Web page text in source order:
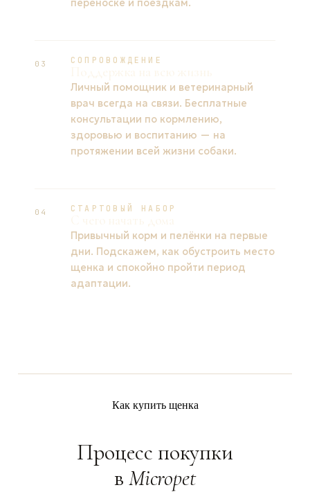
переноске и поездкам.
03 СОПРОВОЖДЕНИЕ
Личный помощник и ветеринарный
врач всегда на связи. Бесплатные
консультации по кормлению,
здоровью и воспитанию — на
протяжении всей жизни собаки.
04 СТАРТОВЫЙ НАБОР
Привычный корм и пелёнки на первые
дни. Подскажем, как обустроить место
щенка и спокойно пройти период
адаптации.
Как купить щенка
Процесс покупки
в Micropet